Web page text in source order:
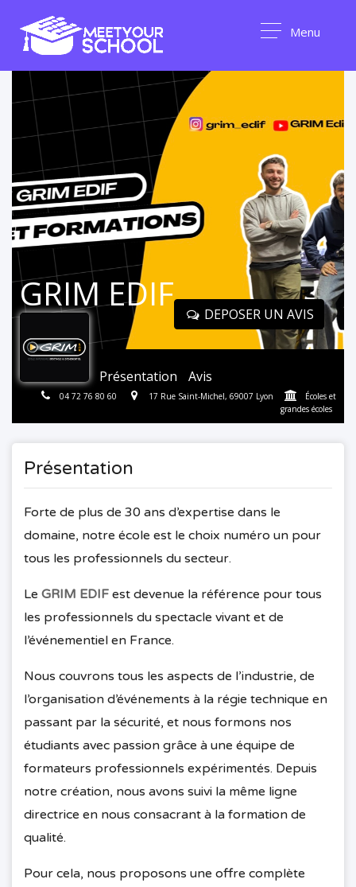
Menu
DEPOSER UN AVIS
GRIM EDIF
Présentation Avis
04 72 76 80 60 17 Rue Saint-Michel, 69007 Lyon
Écoles et
grandes écoles
Présentation
Forte de plus de 30 ans d’expertise dans le
domaine, notre école est le choix numéro un pour
tous les professionnels du secteur.
Le GRIM EDIF est devenue la référence pour tous
les professionnels du spectacle vivant et de
l’événementiel en France.
Nous couvrons tous les aspects de l’industrie, de
l’organisation d’événements à la régie technique en
passant par la sécurité, et nous formons nos
étudiants avec passion grâce à une équipe de
formateurs professionnels expérimentés. Depuis
notre création, nous avons suivi la même ligne
directrice en nous consacrant à la formation de
qualité.
Pour cela, nous proposons une offre complète